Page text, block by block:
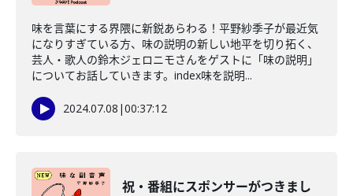
味を言葉にする界隈に新鋭あらわる！平野紗季子が最近気
になりすぎている方、味の説明の新しい地平を切り拓く、
芸人・歌人の鈴木ジェロニモさんをゲストに「味の説明」
についてお話していきます。index味を説明...
2024.07.08 |00:37:12
祝・番組にスポンサーがつきまし